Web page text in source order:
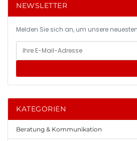
NEWSLETTER
Melden Sie sich an, um unsere
KATEGORIEN
Beratung & Kommunikation